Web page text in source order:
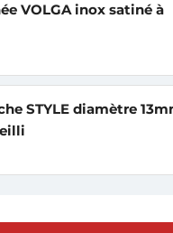
VOLGA inox satiné à
STYLE diamètre